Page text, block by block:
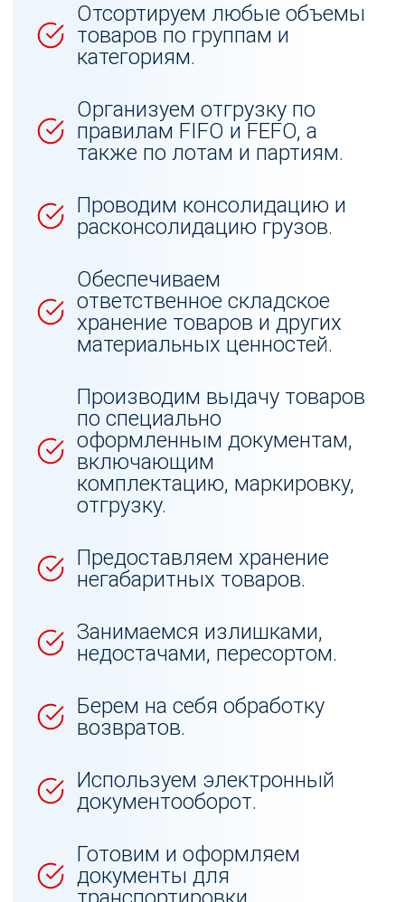
Отсортируем любые объемы
товаров по группам и
категориям.
Организуем отгрузку по
правилам FIFO и FEFO, а
также по лотам и партиям.
Проводим консолидацию и
расконсолидацию грузов.
Обеспечиваем
ответственное складское
хранение товаров и других
материальных ценностей.
Производим выдачу товаров
по специально
оформленным документам,
включающим
комплектацию, маркировку,
отгрузку.
Предоставляем хранение
негабаритных товаров.
Занимаемся излишками,
недостачами, пересортом.
Берем на себя обработку
возвратов.
Используем электронный
документооборот.
Готовим и оформляем
документы для